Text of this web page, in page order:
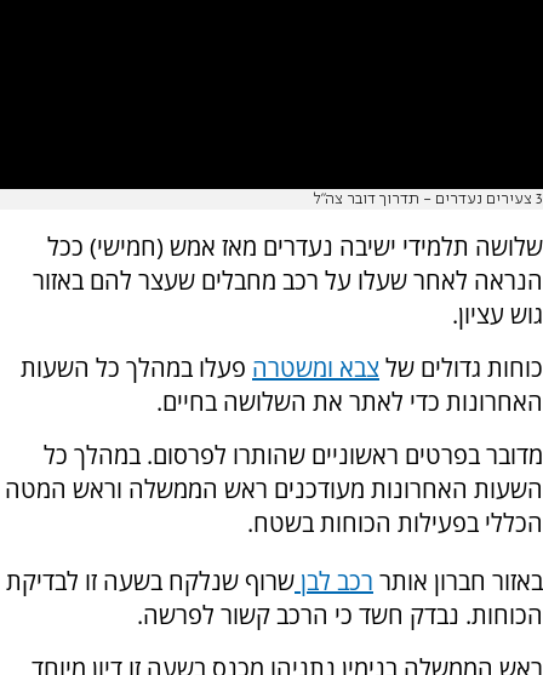
3 צעירים נעדרים - תדרוך דובר צה"ל
שלושה תלמידי ישיבה נעדרים מאז אמש (חמישי) ככל
הנראה לאחר שעלו על רכב מחבלים שעצר להם באזור
גוש עציון.
כוחות גדולים שלצבא ומשטרה פעלו במהלך כל השעות
האחרונות כדי לאתר את השלושה בחיים.
מדובר בפרטים ראשוניים שהותרו לפרסום. במהלך כל
השעות האחרונות מעודכנים ראש הממשלה וראש המטה
הכללי בפעילות הכוחות בשטח.
באזור חברון אותר רכב לבן שרוף שנלקח בשעה זו לבדיקת
הכוחות. נבדק חשד כי הרכב קשור לפרשה.